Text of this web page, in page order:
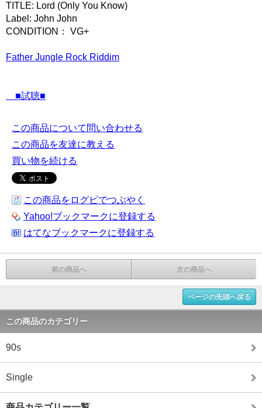
TITLE: Lord (Only You Know)
Label: John John
CONDITION： VG+
Father Jungle Rock Riddim
■試聴■
この商品について問い合わせる
この商品を友達に教える
買い物を続ける
この商品をログピでつぶやく
Yahoo!ブックマークに登録する
はてなブックマークに登録する
前の商品へ 次の商品へ
ページの先頭へ戻る
この商品のカテゴリー
90s
Single